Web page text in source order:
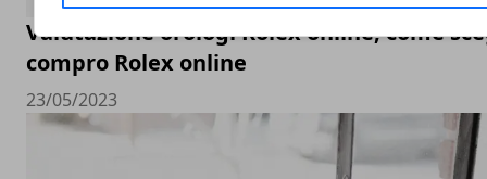
Valutazione orologi Rolex online, come
compro Rolex online
23/05/2023